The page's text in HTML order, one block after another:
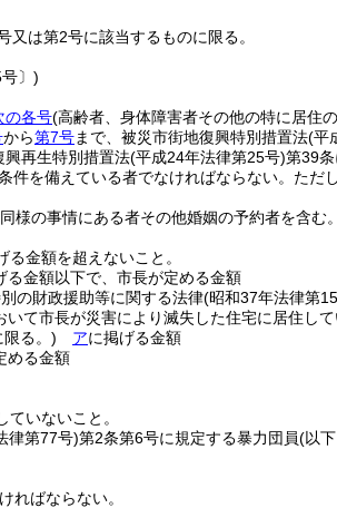
は第2号に該当するものに限る。
〕)
の各号(高齢者、身体障害者その他の特に居住
から第7号まで、被災市街地復興特別措置法(平
興再生特別措置法(平成24年法律第25号)第39
件を備えている者でなければならない。 ただ
様の事情にある者その他婚姻の予約者を含む
る金額を超えないこと。
金額以下で、市長が定める金額
の財政援助等に関する法律(昭和37年法律第
て市長が災害により滅失した住宅に居住し
る。) アに掲げる金額
める金額
いないこと。
律第77号)第2条第6号に規定する暴力団員(以
ればならない。